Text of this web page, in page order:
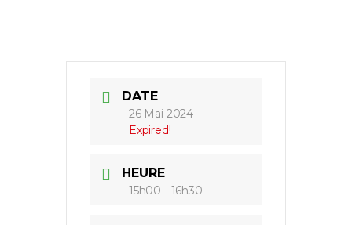
DATE
26 Mai 2024
Expired!
HEURE
15h00 - 16h30